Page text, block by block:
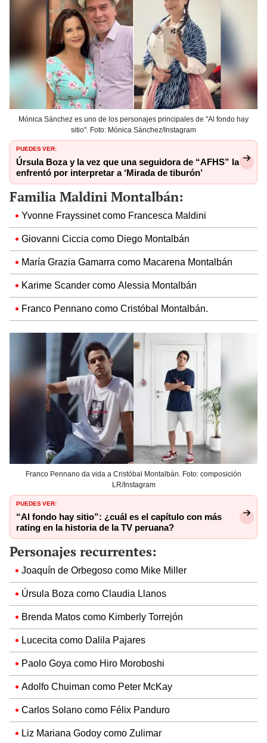
Mónica Sánchez es uno de los personajes principales de "Al fondo hay
sitio". Foto: Mónica Sánchez/Instagram
PUEDES VER:
Úrsula Boza y la vez que una seguidora de “AFHS” la
enfrentó por interpretar a ‘Mirada de tiburón’
Familia Maldini Montalbán:
Yvonne Frayssinet como Francesca Maldini
Giovanni Ciccia como Diego Montalbán
María Grazia Gamarra como Macarena Montalbán
Karime Scander como Alessia Montalbán
Franco Pennano como Cristóbal Montalbán.
Franco Pennano da vida a Cristóbal Montalbán. Foto: composición
LR/Instagram
PUEDES VER:
“Al fondo hay sitio”: ¿cuál es el capítulo con más
rating en la historia de la TV peruana?
Personajes recurrentes:
Joaquín de Orbegoso como Mike Miller
Úrsula Boza como Claudia Llanos
Brenda Matos como Kimberly Torrejón
Lucecita como Dalila Pajares
Paolo Goya como Hiro Moroboshi
Adolfo Chuiman como Peter McKay
Carlos Solano como Félix Panduro
Liz Mariana Godoy como Zulimar